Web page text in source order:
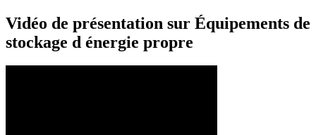
Vidéo de présentation sur Équipements de
stockage d énergie propre